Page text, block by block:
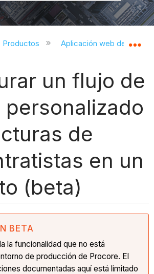
contraer jerarquía global
Productos Aplicación web de
un flujo de
de
en un
(beta)
BETA
la funcionalidad que no está
de producción de Procore. El
documentadas aquí está limitado